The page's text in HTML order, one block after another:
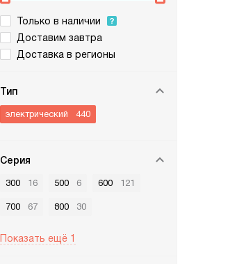
Только в наличии
Доставим завтра
Доставка в регионы
Тип
электрический 440
Серия
300 16 500 6 600 121
700 67 800 30
Показать ещё 1